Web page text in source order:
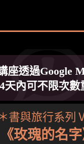
座透過Google
天內可不限次數
書與旅行系列
《玫瑰的名字